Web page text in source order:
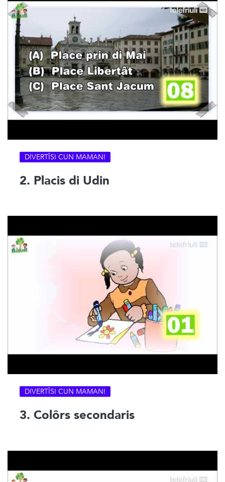
DIVERTÎSI CUN MAMAN!
2. Placis di Udin
DIVERTÎSI CUN MAMAN!
3. Colôrs secondaris